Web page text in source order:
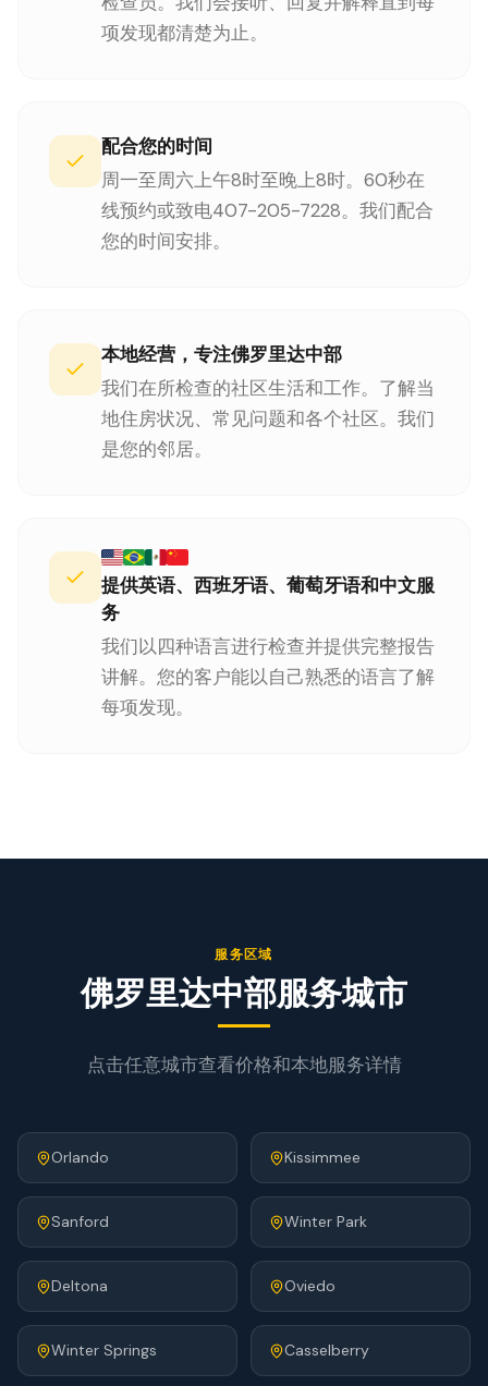
项发现都清楚为止。
配合您的时间
周一至周六上午8时至晚上8时。60秒在
线预约或致电407-205-7228。我们配合
您的时间安排。
本地经营，专注佛罗里达中部
我们在所检查的社区生活和工作。了解当
地住房状况、常见问题和各个社区。我们
是您的邻居。
提供英语、西班牙语、葡萄牙语和中文服
务
我们以四种语言进行检查并提供完整报告
讲解。您的客户能以自己熟悉的语言了解
每项发现。
服务区域
佛罗里达中部服务城市
点击任意城市查看价格和本地服务详情
Orlando Kissimmee
Sanford Winter Park
Deltona Oviedo
Winter Springs Casselberry